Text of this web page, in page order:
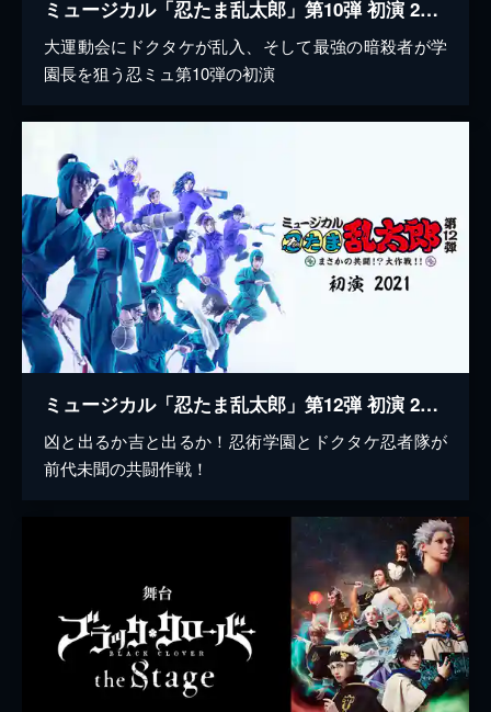
ミュージカル「忍たま乱太郎」第10弾 初演 2019～これぞ忍者の大運動会だ！～
大運動会にドクタケが乱入、そして最強の暗殺者が学
園長を狙う忍ミュ第10弾の初演
ミュージカル「忍たま乱太郎」第12弾 初演 2021～まさかの共闘！？大作戦！！～
凶と出るか吉と出るか！忍術学園とドクタケ忍者隊が
前代未聞の共闘作戦！